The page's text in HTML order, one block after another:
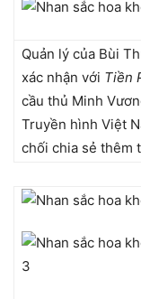
Quản lý của Bùi
xác nhận với Tiền
cầu thủ Minh
Truyền hình Việt
chối chia sẻ thêm